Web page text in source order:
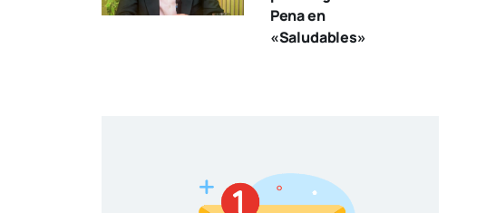
Pena en
«Saludables»